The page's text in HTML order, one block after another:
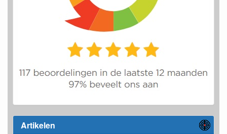
Artikelen